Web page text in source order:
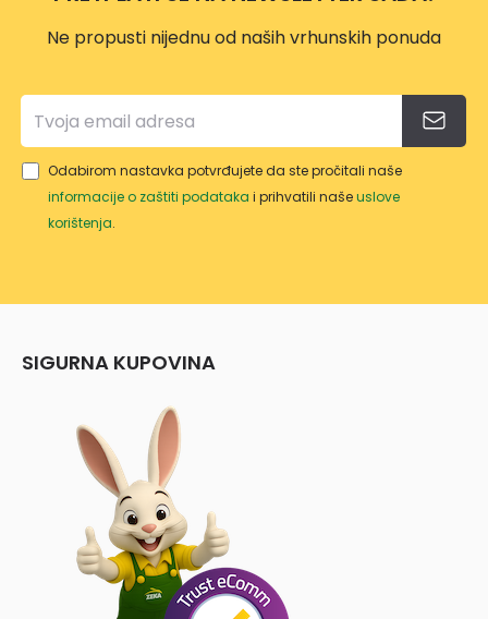
Ne propusti nijednu od naših vrhunskih ponuda
Odabirom nastavka potvrđujete da ste pročitali naše
informacije o zaštiti podataka i prihvatili našeuslove
korištenja.
SIGURNA KUPOVINA